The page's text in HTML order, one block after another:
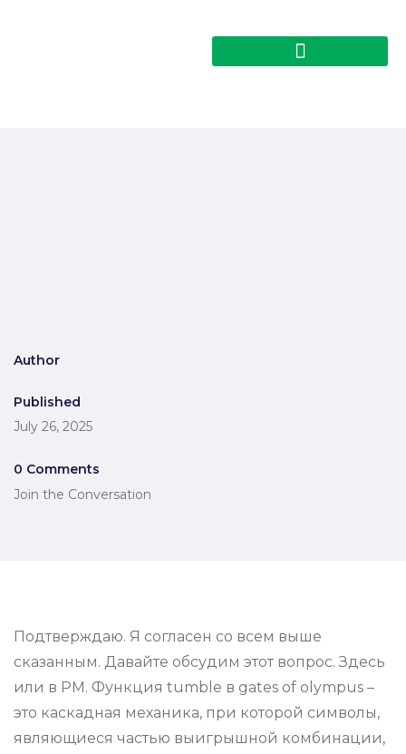
Author
Published
July 26, 2025
0 Comments
Join the Conversation
Подтверждаю. Я согласен со всем выше
сказанным. Давайте обсудим этот вопрос. Здесь
или в PM. Функция tumble в gates of olympus –
это каскадная механика, при которой символы,
являющиеся частью выигрышной комбинации,